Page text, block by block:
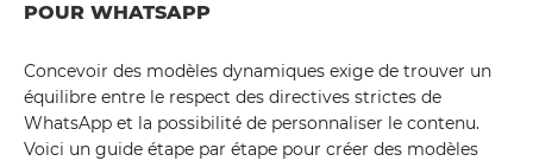
POUR WHATSAPP
Concevoir des modèles dynamiques exige de trouver un
équilibre entre le respect des directives strictes de
WhatsApp et la possibilité de personnaliser le contenu.
Voici un guide étape par étape pour créer des modèles